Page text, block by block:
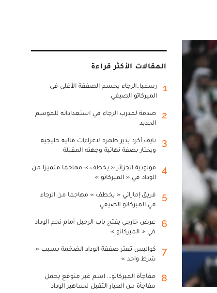
المقالات الأكثر قراءة
1
رسميا..الرجاء يحسم الصفقة الأغلى في
الميركاتو الصيفي
2
صدمة لمدرب الرجاء في استعداداته للموسم
الجديد
3
نايف أكرد يدير ظهره لاغراءات مالية خليجية
ويختار بصفة نهائية وجهته المقبلة
4
مولودية الجزائر « يخطف » مهاجما متميزا من
الوداد في « الميركاتو »
5
فريق إماراتي « يخطف » مهاجما من الرجاء
في الميركاتو الصيفي
6
عرض خارجي يفتح باب الرحيل أمام نجم الوداد
في « الميركاتو »
7
كواليس تعثر صفقة الوداد الضخمة بسبب «
شرط واحد »
8
مفاجأة الميركاتو... اسم غير متوقع يحمل
مفاجأة من العيار الثقيل لجماهير الوداد